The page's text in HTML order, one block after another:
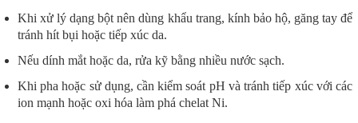
Khi xử lý dạng bột nên dùng khẩu trang, kính bảo hộ, găng tay để
tránh hít bụi hoặc tiếp xúc da.
Nếu dính mắt hoặc da, rửa kỹ bằng nhiều nước sạch.
Khi pha hoặc sử dụng, cần kiểm soát pH và tránh tiếp xúc với các
ion mạnh hoặc oxi hóa làm phá chelat Ni.